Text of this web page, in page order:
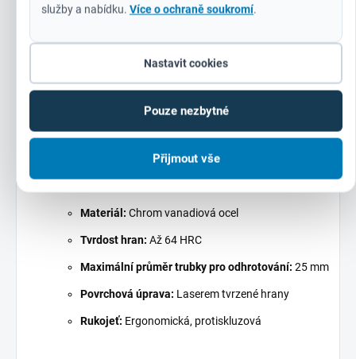
služby a nabídku. Více o ochraně soukromí.
Nastavit cookies
Pouze nezbytné
Přijmout vše
8. Lisovací zařízení pro ještě širší využití
lisovat konektory, tvarovat materiál nebo
provádět jemné úpravy, tyto kleště vámposkytnou vše, co
Technické parametry
Materiál: Chrom vanadiová ocel
Tvrdost hran: Až 64 HRC
Maximální průměr trubky pro odhrotování: 25 mm
Povrchová úprava: Laserem tvrzené hrany
Rukojeť: Ergonomická, protiskluzová